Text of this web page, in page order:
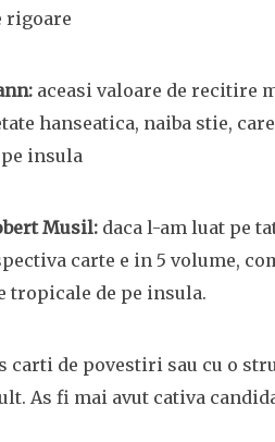
rigoare
aceasi valoare de recitire
hanseatica, naiba stie,
insula
Musil: daca l-am luat pe
carte e in 5 volume,
tropicale de pe insula.
carti de povestiri sau cu o
As fi mai avut cativa